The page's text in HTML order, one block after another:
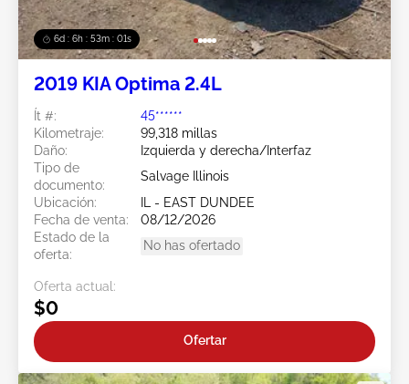
6d : 6h : 52m : 58s
2019 KIA Optima 2.4L
Ít #:
45******
Kilometraje:
99,318 millas
Daño:
Izquierda y derecha/Interfaz
Tipo de
documento:
Salvage Illinois
Ubicación:
IL - EAST DUNDEE
Fecha de venta:
08/12/2026
Estado de la
oferta:
No has ofertado
Oferta actual:
$0
Ofertar